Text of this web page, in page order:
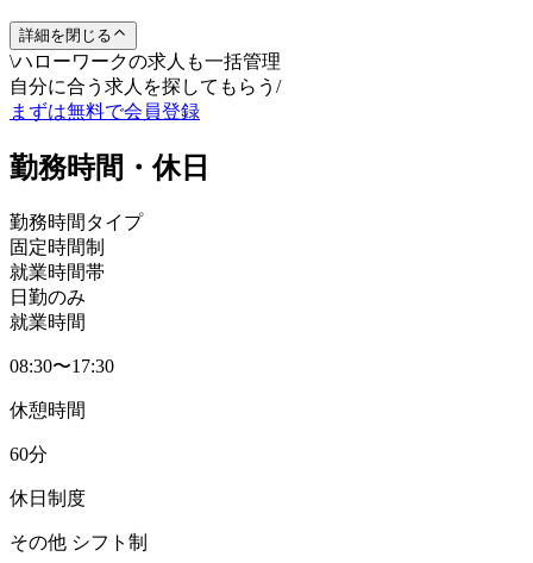
詳細を閉じる
\ハローワークの求人も一括管理
自分に合う求人を探してもらう /
まずは無料で会員登録
勤務時間・休日
勤務時間タイプ
固定時間制
就業時間帯
日勤のみ
就業時間
08:30〜17:30
休憩時間
60分
休日制度
その他 シフト制